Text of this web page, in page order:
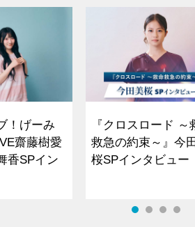
！げーみ
齋藤樹愛
香SPイン
『クロスロード ～
救急の約束～』今
桜SPインタビ